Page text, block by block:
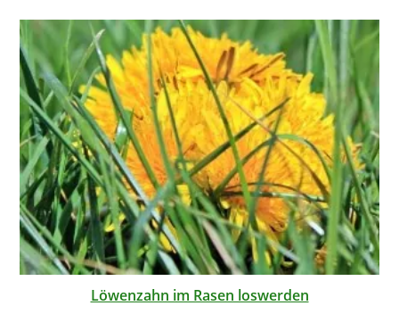
Löwenzahn im Rasen loswerden